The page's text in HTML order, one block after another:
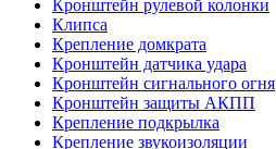
Кронштейн рулевой колонки
Клипса
Крепление домкрата
Кронштейн датчика удара
Кронштейн сигнального огня
Кронштейн защиты АКПП
Крепление подкрылка
Крепление звукоизоляции